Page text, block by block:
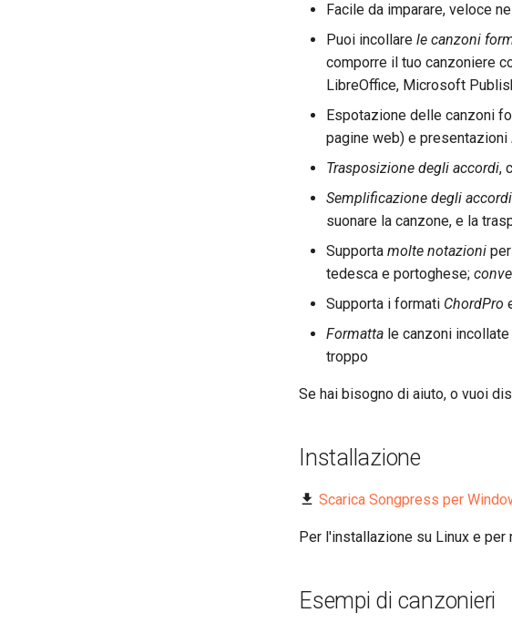
Facile da imparare, veloce
Puoi incollare le canzoni
comporre il tuo canzoniere
LibreOffice, Microsoft
Espotazione delle canzoni
pagine web) e presentazioni
Trasposizione degli accordi,
Semplificazione degli accordi
suonare la canzone, e la
Supporta molte notazioni
tedesca e portoghese;
Supporta i formati ChordPro
Formatta le canzoni
troppo
Se hai bisogno di aiuto, o vuoi
Installazione
Scarica Songpress per
Per l'installazione su Linux e
Esempi di canzonieri